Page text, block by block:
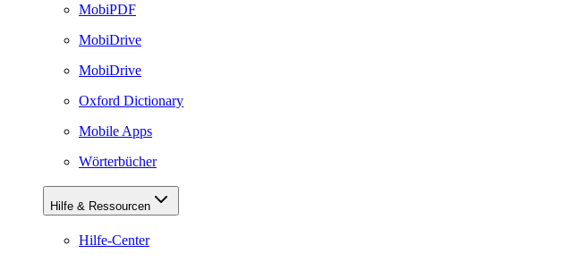
MobiPDF
MobiDrive
MobiDrive
Oxford Dictionary
Mobile Apps
Wörterbücher
Hilfe & Ressourcen
Hilfe-Center